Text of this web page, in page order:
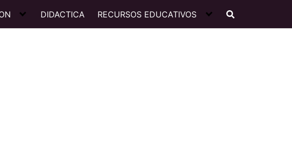
DIDACTICA RECURSOS EDUCATIVOS